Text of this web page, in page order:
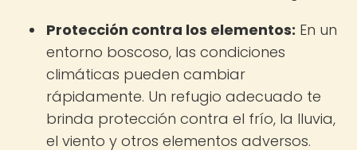
Protección contra los elementos: En un
entorno boscoso, las condiciones
climáticas pueden cambiar
rápidamente. Un refugio adecuado te
brinda protección contra el frío, la lluvia,
el viento y otros elementos adversos.